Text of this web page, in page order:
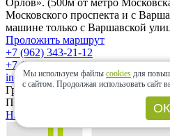
Орлов». (500м от метро
Московского проспекта и с
машине только с Варшавской
Проложить маршрут
+7 (962) 343-21-12
+7 (812) 985-58-85
info@ceramic-center.ru
График работы шоу-рума
Понедельник — Воскресенье: с
Найти шоу-рум быстро
Мы используем файлы cookies для
с сайтом. Продолжая использовать сайт
ОК